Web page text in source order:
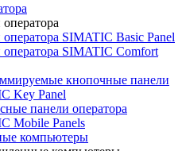
SIMATIC Basic Panel
SIMATIC Comfort
кнопочные панели
Key Panel
панели оператора
Mobile Panels
компьютеры